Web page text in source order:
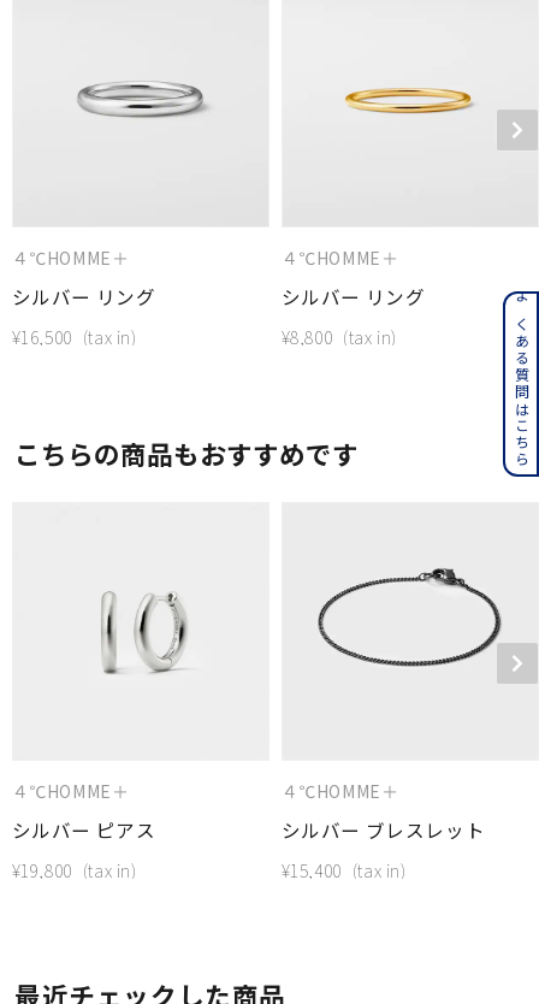
４℃HOMME＋
シルバー リング
¥16,500
４℃HOMME＋
シルバー リング
¥8,800
こちらの商品もおすすめです
４℃HOMME＋
シルバー ピアス
¥19,800
４℃HOMME＋
シルバー ブレスレット
¥15,400
最近チェックした商品
よくある質問はこちら